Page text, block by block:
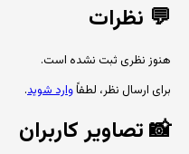
💬 نظرات
هنوز نظری ثبت نشده است.
برای ارسال نظر، لطفاًوارد شوید.
📸تصاویر کاربران